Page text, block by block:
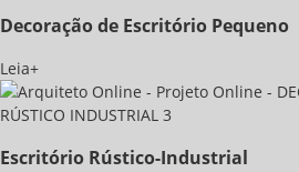
Decoração de Escritório Pequeno
Leia+
Escritório Rústico-Industrial